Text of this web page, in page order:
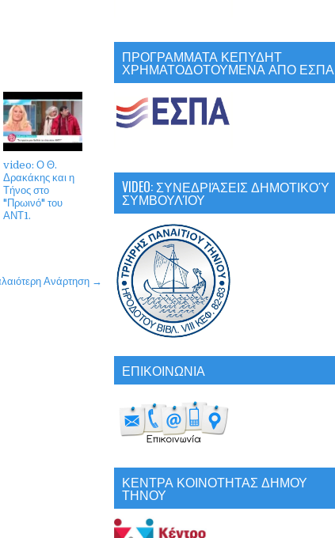
video: Ο Θ.
Δρακάκης και η
Τήνος στο
"Πρωινό" του
ΑΝΤ1.
Ανάρτηση →
ΠΡΟΓΡΑΜΜΑΤΑ ΚΕΠΥΔΗΤ
ΧΡΗΜΑΤΟΔΟΤΟΥΜΕΝΑ ΑΠΟ ΕΣΠΑ
VIDEO: ΣΥΝΕΔΡΙΆΣΕΙΣ ΔΗΜΟΤΙΚΟΎ
ΣΥΜΒΟΥΛΊΟΥ
ΕΠΙΚΟΙΝΩΝΙΑ
ΚΕΝΤΡΑ ΚΟΙΝΟΤΗΤΑΣ ΔΗΜΟΥ
ΤΗΝΟΥ